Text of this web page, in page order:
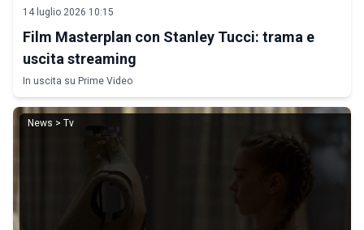
14 luglio 2026 10:15
Film Masterplan con Stanley Tucci: trama e
uscita streaming
In uscita su Prime Video
News > Tv